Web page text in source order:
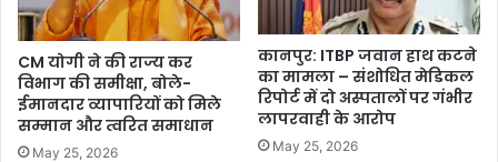
CM योगी ने की राज्य कर
विभाग की समीक्षा, बोले-
ईमानदार व्यापारियों को मिले
सम्मान और त्वरित समाधान
May 25, 2026
कानपुर: ITBP जवान हाथ कटने
का मामला – संशोधित मेडिकल
रिपोर्ट में दो अस्पतालों पर गंभीर
लापरवाही के आरोप
May 25, 2026